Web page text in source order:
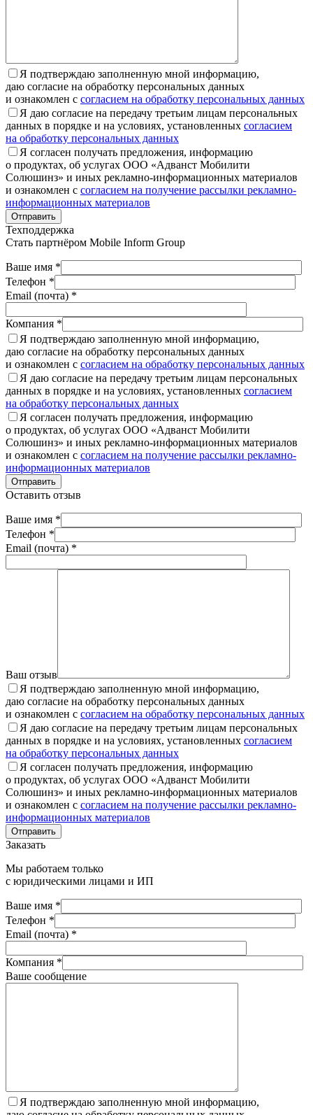
Я подтверждаю заполненную мной информацию,
даю согласие на обработку персональных данных
и ознакомлен с согласием на обработку персональных данных
Я даю согласие на передачу третьим лицам персональных
данных в порядке и на условиях, установленных согласием
на обработку персональных данных
Я согласен получать предложения, информацию
о продуктах, об услугах ООО «Адванст Мобилити
Солюшинз» и иных рекламно-информационных материалов
и ознакомлен с согласием на получение рассылки рекламно-
информационных материалов
Отправить
Техподдержка
Стать партнёром Mobile Inform Group
Ваше имя *
Телефон *
Email (почта) *
Компания *
Я подтверждаю заполненную мной информацию,
даю согласие на обработку персональных данных
и ознакомлен с согласием на обработку персональных данных
Я даю согласие на передачу третьим лицам персональных
данных в порядке и на условиях, установленных согласием
на обработку персональных данных
Я согласен получать предложения, информацию
о продуктах, об услугах ООО «Адванст Мобилити
Солюшинз» и иных рекламно-информационных материалов
и ознакомлен с согласием на получение рассылки рекламно-
информационных материалов
Отправить
Оставить отзыв
Ваше имя *
Телефон *
Email (почта) *
Ваш отзыв
Я подтверждаю заполненную мной информацию,
даю согласие на обработку персональных данных
и ознакомлен с согласием на обработку персональных данных
Я даю согласие на передачу третьим лицам персональных
данных в порядке и на условиях, установленных согласием
на обработку персональных данных
Я согласен получать предложения, информацию
о продуктах, об услугах ООО «Адванст Мобилити
Солюшинз» и иных рекламно-информационных материалов
и ознакомлен с согласием на получение рассылки рекламно-
информационных материалов
Отправить
Заказать
Мы работаем только
с юридическими лицами и ИП
Ваше имя *
Телефон *
Email (почта) *
Компания *
Ваше сообщение
Я подтверждаю заполненную мной информацию,